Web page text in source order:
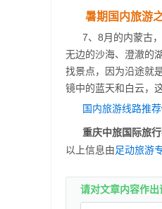
暑期国内旅游
7、8月的内蒙古
无边的沙海、澄澈的
找景点，因为沿途就
镜中的蓝天和白云，
国内旅游线路推
重庆中旅国际旅
以上信息由足动旅游
请对文章内容作出